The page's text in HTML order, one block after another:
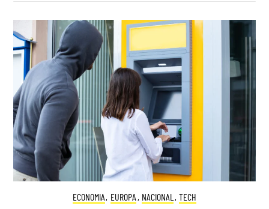
ECONOMIA, EUROPA , NACIONAL , TECH